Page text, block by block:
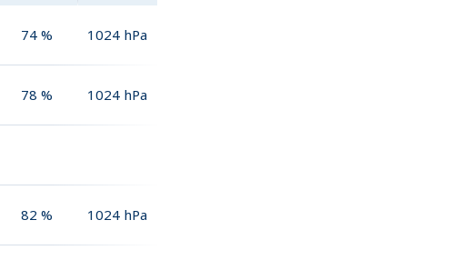
74 % 1024 hPa
78 % 1024 hPa
82 % 1024 hPa